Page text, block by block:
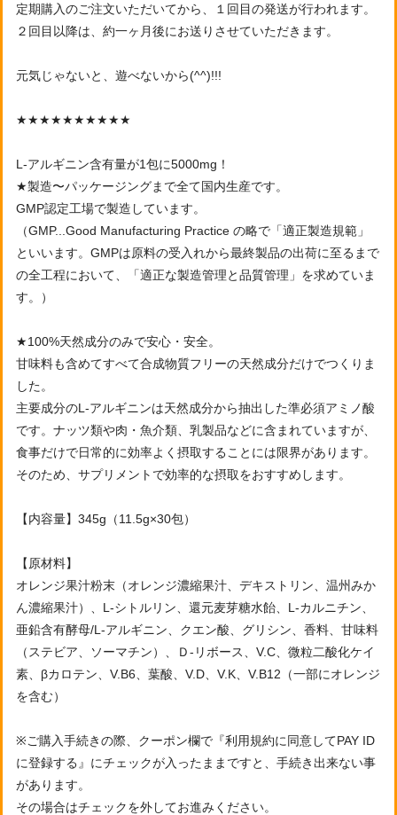
定期購入のご注文いただいてから、１回目の発送が行われます。
２回目以降は、約一ヶ月後にお送りさせていただきます。
元気じゃないと、遊べないから(^^)!!!
★★★★★★★★★★
L-アルギニン含有量が1包に5000mg！
★製造〜パッケージングまで全て国内生産です。
GMP認定工場で製造しています。
（GMP...Good Manufacturing Practice の略で「適正製造規範」
といいます。GMPは原料の受入れから最終製品の出荷に至るまで
の全工程において、「適正な製造管理と品質管理」を求めていま
す。）
★100%天然成分のみで安心・安全。
甘味料も含めてすべて合成物質フリーの天然成分だけでつくりま
した。
主要成分のL-アルギニンは天然成分から抽出した準必須アミノ酸
です。ナッツ類や肉・魚介類、乳製品などに含まれていますが、
食事だけで日常的に効率よく摂取することには限界があります。
そのため、サプリメントで効率的な摂取をおすすめします。
【内容量】345g（11.5g×30包）
【原材料】
オレンジ果汁粉末（オレンジ濃縮果汁、デキストリン、温州みか
ん濃縮果汁）、L-シトルリン、還元麦芽糖水飴、L-カルニチン、
亜鉛含有酵母/L-アルギニン、クエン酸、グリシン、香料、甘味料
（ステビア、ソーマチン）、Ｄ-リボース、V.C、微粒二酸化ケイ
素、βカロテン、V.B6、葉酸、V.D、V.K、V.B12（一部にオレンジ
を含む）
※ご購入手続きの際、クーポン欄で『利用規約に同意してPAY ID
に登録する』にチェックが入ったままですと、手続き出来ない事
があります。
その場合はチェックを外してお進みください。